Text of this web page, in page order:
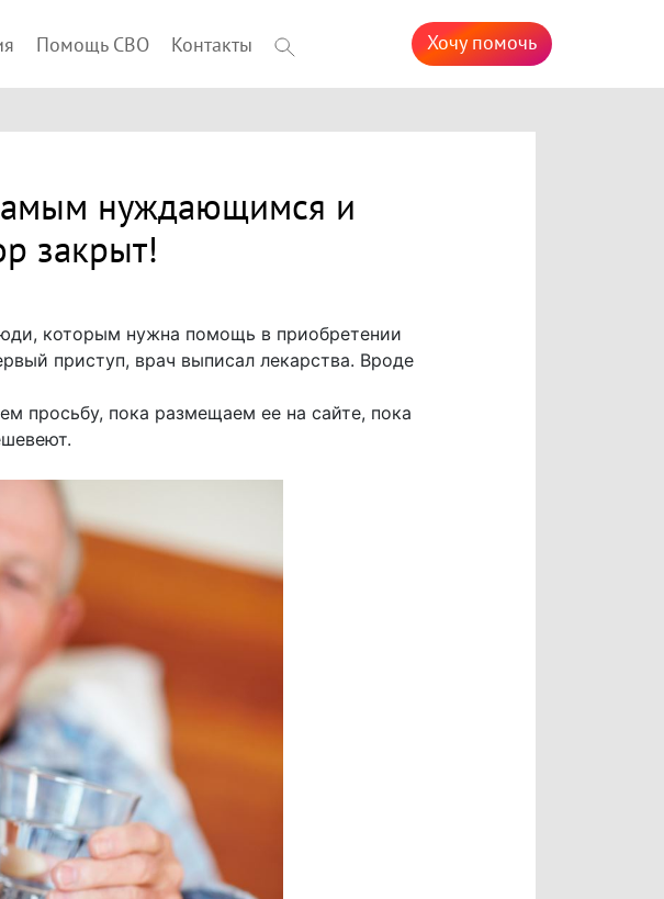
Помощь СВО Контакты Хочу помочь
нуждающимся и
закрыт!
которым нужна помощь в приобретении
приступ, врач выписал лекарства. Вроде
просьбу, пока размещаем ее на сайте, пока